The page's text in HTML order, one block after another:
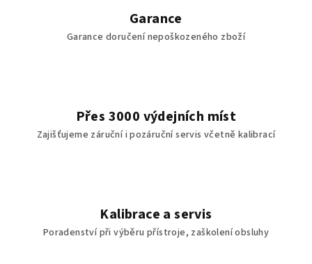
k
y
s
u
Garance
Garance doručení nepoškozeného zboží
Přes 3000 výdejních míst
Zajišťujeme záruční i pozáruční servis včetně kalibrací
Kalibrace a servis
Poradenství při výběru přístroje, zaškolení obsluhy